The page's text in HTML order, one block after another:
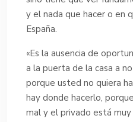
y el nada que hacer o en
España.
«Es la ausencia de
a la puerta de la casa a
porque usted no quiera
hay donde hacerlo,
mal y el privado está muy